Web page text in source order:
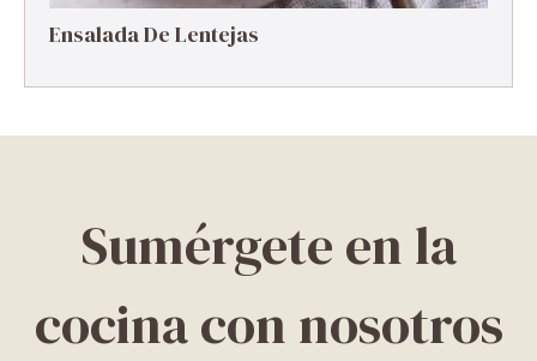
Ensalada De Lentejas
Sumérgete en la
cocina con nosotros